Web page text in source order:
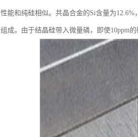
性能和纯硅相似。共晶合金的Si含量为
组成。由于结晶硅带入微量磷，即使10ppm